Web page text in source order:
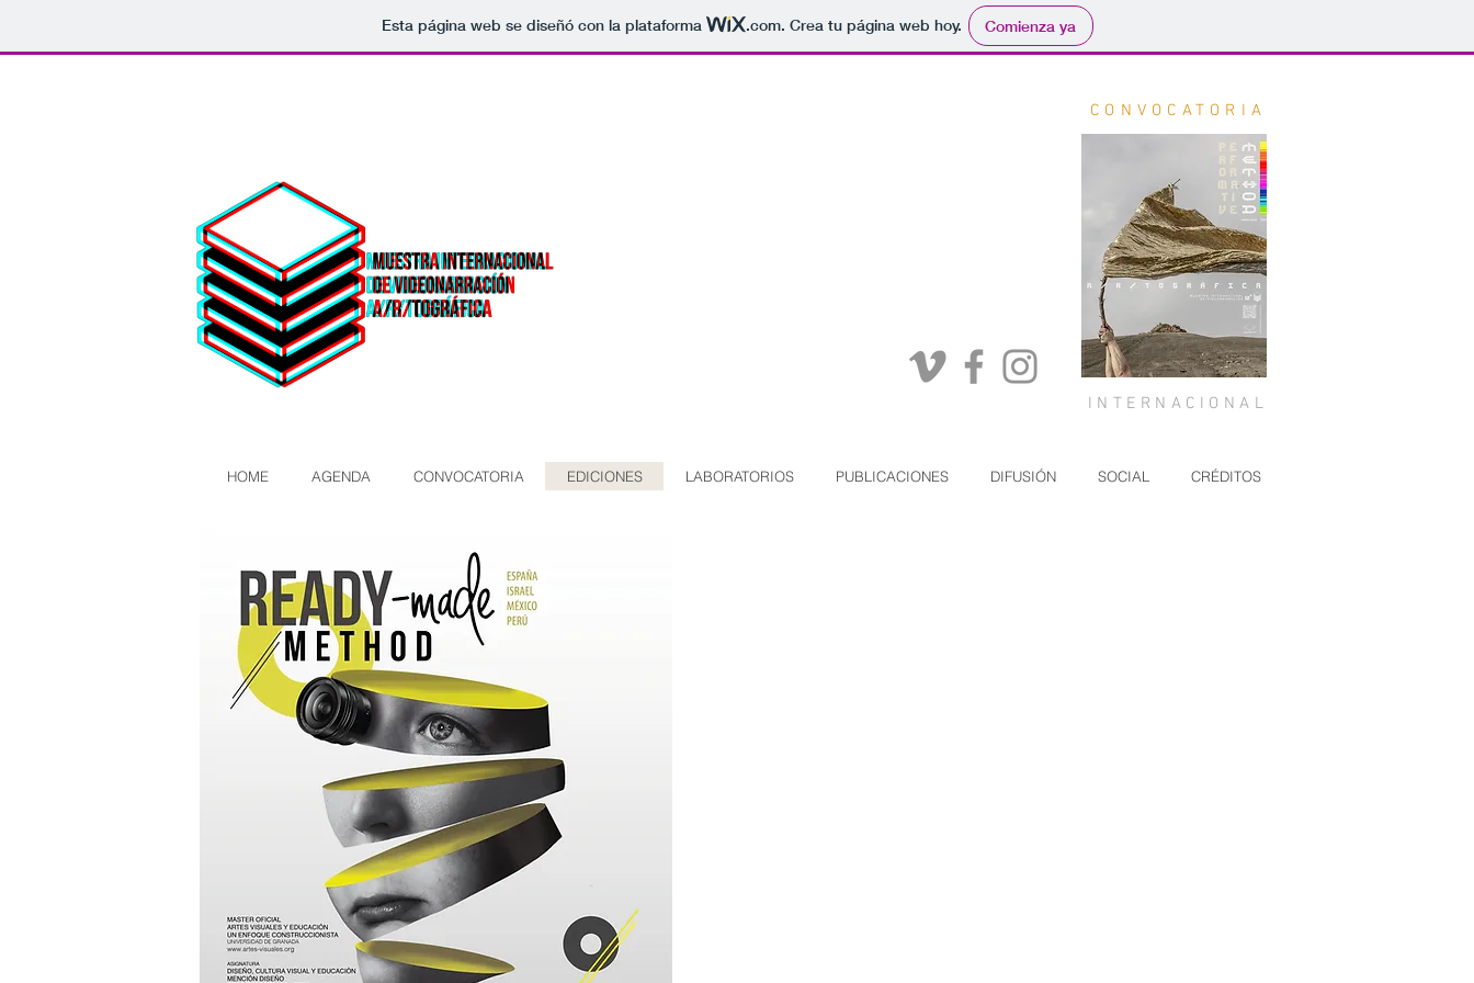
Esta página web se diseñó con la plataforma .com. Crea tu página web hoy. Comienza ya
CONVOCATORIA
INTERNACIONAL
HOME AGENDA CONVOCATORIA EDICIONES LABORATORIOS PUBLICACIONES DIFUSIÓN SOCIAL CRÉDITOS